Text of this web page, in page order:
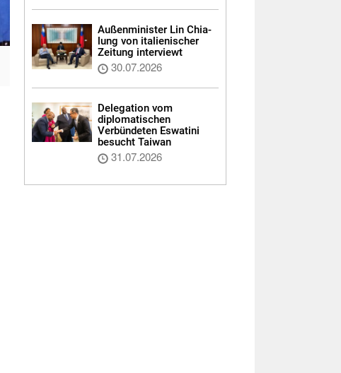
Außenminister Lin Chia-
lung von italienischer
Zeitung interviewt
30.07.2026
Delegation vom
diplomatischen
Verbündeten Eswatini
besucht Taiwan
31.07.2026